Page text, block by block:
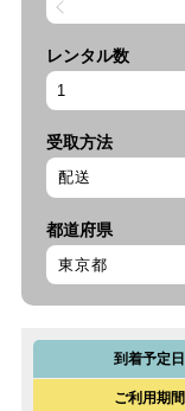
レンタル数
受取方法
都道府県
到着予定日
ご利用期間